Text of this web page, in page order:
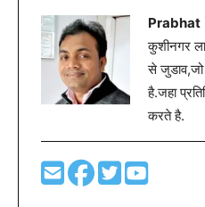
Prabhat
कुशीनगर
से
है.जहा
करते है.